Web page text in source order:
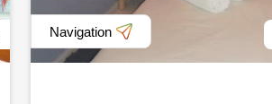
Navigation